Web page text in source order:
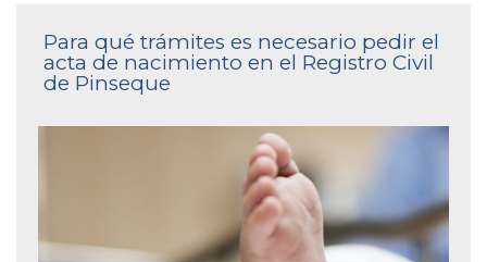
Para qué trámites es necesario pedir el
acta de nacimiento en el Registro Civil
de Pinseque